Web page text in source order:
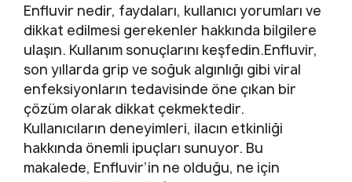
Enfluvir nedir, faydaları, kullanıcı yorumları ve
dikkat edilmesi gerekenler hakkında bilgilere
ulaşın. Kullanım sonuçlarını keşfedin.Enfluvir,
son yıllarda grip ve soğuk algınlığı gibi viral
enfeksiyonların tedavisinde öne çıkan bir
çözüm olarak dikkat çekmektedir.
Kullanıcıların deneyimleri, ilacın etkinliği
hakkında önemli ipuçları sunuyor. Bu
makalede, Enfluvir’in ne olduğu, ne için